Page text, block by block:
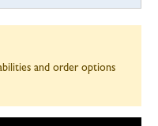
and order options